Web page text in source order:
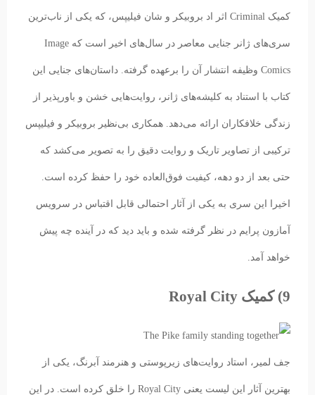
کمیک Criminal اثر اد بروبیکر و شان فیلیپس، که یکی از ناب‌ترین
سری‌های ژانر جنایی معاصر در سال‌های اخیر است که Image
Comics وظیفه انتشار آن را برعهده گرفته. داستان‌های جنایی این
کتاب با استناد به کلیشه‌های ژانر، روایت‌هایی خشن و باورپذیر از
زندگی خلافکاران ارائه می‌دهد. همکاری بی‌نظیر بروبیکر و فیلیپس
ترکیبی از تصاویر تاریک و روایت دقیق را به تصویر می‌کشد که
حتی بعد از دو دهه، کیفیت فوق‌العاده خود را حفظ کرده است.
اخیرا این سری به یکی از آثار احتمالی قابل اقتباس در سرویس
آمازون پرایم در نظر گرفته شده و باید دید که در آینده چه پیش
خواهد آمد.
9) کمیک Royal City
جف لمیر، استاد روایت‌های زیرپوستی و هنرمند آبرنگ، یکی از
بهترین آثار این لیست یعنی Royal City را خلق کرده است. در این